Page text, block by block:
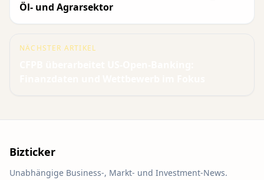
Öl- und Agrarsektor
NÄCHSTER ARTIKEL
Bizticker
Unabhängige Business-, Markt- und Investment-News.